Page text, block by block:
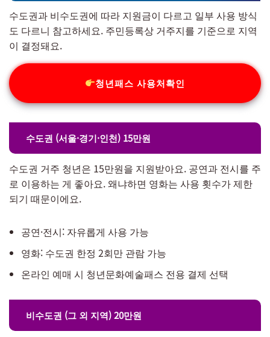
수도권과 비수도권에 따라 지원금이 다르고 일부 사용 방식
도 다르니 참고하세요. 주민등록상 거주지를 기준으로 지역
이 결정돼요.
청년패스 사용처확인
수도권 (서울·경기·인천) 15만원
수도권 거주 청년은 15만원을 지원받아요. 공연과 전시를 주
로 이용하는 게 좋아요. 왜냐하면 영화는 사용 횟수가 제한
되기 때문이에요.
공연·전시: 자유롭게 사용 가능
영화: 수도권 한정 2회만 관람 가능
온라인 예매 시 청년문화예술패스 전용 결제 선택
비수도권 (그 외 지역) 20만원